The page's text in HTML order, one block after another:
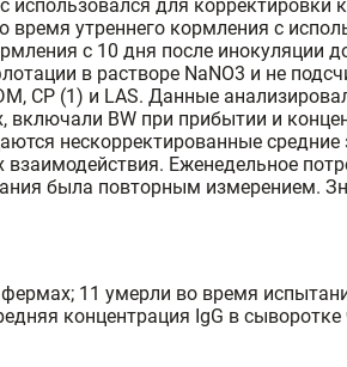
для
утреннего кормления с
с 10 дня после инокуляции
в растворе NaNO3 и не
CP (1) и LAS. Данные
BW при прибытии и
нескорректированные средние
Еженедельное
была повторным измерением.
11 умерли во время
концентрация IgG в сыворотке